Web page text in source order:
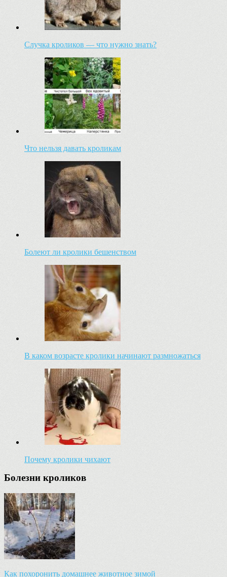
Случка кроликов — что нужно знать?
Что нельзя давать кроликам
Болеют ли кролики бешенством
В каком возрасте кролики начинают размножаться
Почему кролики чихают
Болезни кроликов
Как похоронить домашнее животное зимой